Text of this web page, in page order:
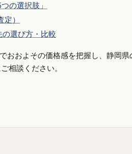
の選択肢」
）
の選び方・比較
およその価格感を把握し、静岡
相談ください。